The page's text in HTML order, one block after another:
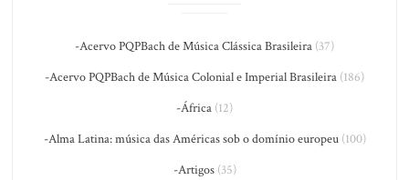
-Acervo PQPBach de Música Clássica Brasileira (37)
-Acervo PQPBach de Música Colonial e Imperial Brasileira (186)
-África (12)
-Alma Latina: música das Américas sob o domínio europeu(100)
-Artigos(35)